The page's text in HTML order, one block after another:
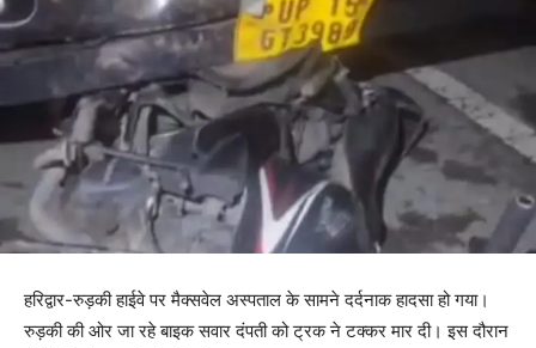
हरिद्वार-रुड़की हाईवे पर मैक्सवेल अस्पताल के सामने दर्दनाक हादसा हो गया।
रुड़की की ओर जा रहे बाइक सवार दंपती को ट्रक ने टक्कर मार दी। इस दौरान